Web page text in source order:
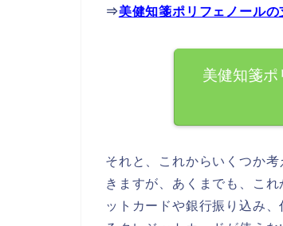
⇒美健知箋ポリフェノール
美健知箋ポ
それと、これからいくつか
きますが、あくまでも、こ
ットカードや銀行振り込み